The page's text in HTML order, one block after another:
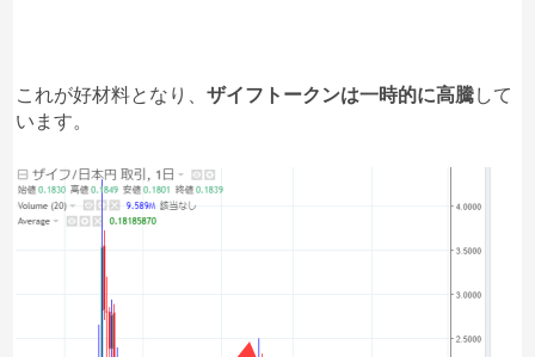
これが好材料となり、ザイフトークンは一時的に高騰して
います。